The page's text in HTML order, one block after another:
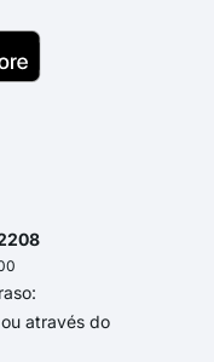
ou através do